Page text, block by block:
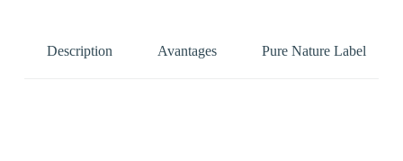
Description Avantages Pure Nature Label